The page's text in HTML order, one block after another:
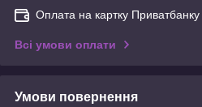
Оплата на картку Приватбанку
Всі умови оплати
Умови повернення